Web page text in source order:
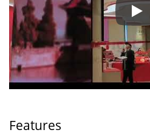
Features